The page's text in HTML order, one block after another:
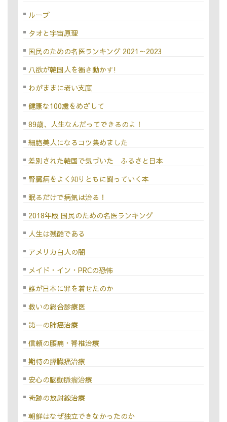
ループ
タオと宇宙原理
国民のための名医ランキング 2021～2023
八欲が韓国人を衝き動かす!
わがままに老い支度
健康な100歳をめざして
89歳、人生なんだってできるのよ！
細胞美人になるコツ集めました
差別された韓国で気づいた ふるさと日本
腎臓病をよく知りともに闘っていく本
眠るだけで病気は治る！
2018年版 国民のための名医ランキング
人生は残酷である
アメリカ白人の闇
メイド・イン・PRCの恐怖
誰が日本に罪を着せたのか
救いの総合診療医
第一の肺癌治療
信頼の腰痛・脊椎治療
期待の膵臓癌治療
安心の脳動脈瘤治療
奇跡の放射線治療
朝鮮はなぜ独立できなかったのか